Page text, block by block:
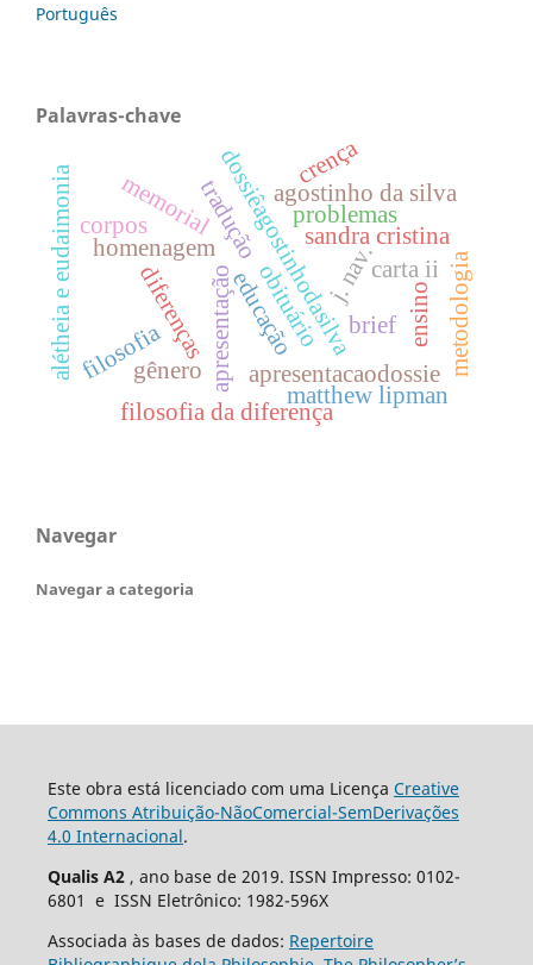
Português
Palavras-chave
apresentação
dossiêagostinhodasilva
apresentacaodossie
tradução
brief
j. nav.
agostinho da silva
carta ii
sandra cristina
obituário
homenagem
memorial
diferenças
corpos
alétheia e eudaimonia filosofia
matthew lipman
educação
crença
filosofia da diferença
metodologia
gênero
ensino
problemas
Navegar
Navegar a categoria
Este obra está licenciado com uma Licença Creative
Commons Atribuição-NãoComercial-SemDerivações
4.0 Internacional.
Qualis A2 , ano base de 2019. ISSN Impresso: 0102-
6801 e ISSN Eletrônico: 1982-596X
Associada às bases de dados: Repertoire